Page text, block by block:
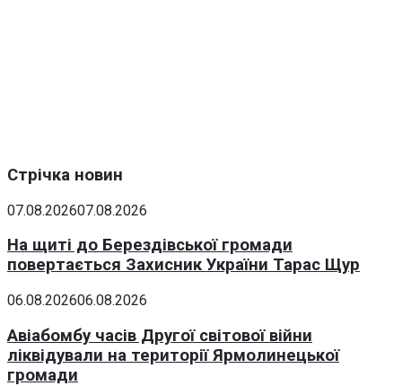
Стрічка новин
07.08.202607.08.2026
На щиті до Берездівської громади
повертається Захисник України Тарас Щур
06.08.202606.08.2026
Авіабомбу часів Другої світової війни
ліквідували на території Ярмолинецької
громади